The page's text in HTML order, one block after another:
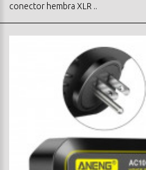
conector hembra XLR ..